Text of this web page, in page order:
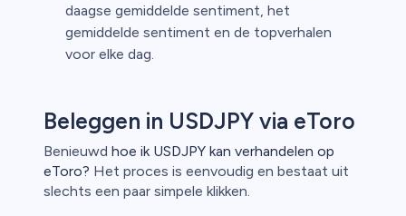
daagse gemiddelde sentiment, het
gemiddelde sentiment en de topverhalen
voor elke dag.
Beleggen in USDJPY via eToro
Benieuwd hoe ik USDJPY kan verhandelen op
eToro? Het proces is eenvoudig en bestaat uit
slechts een paar simpele klikken.